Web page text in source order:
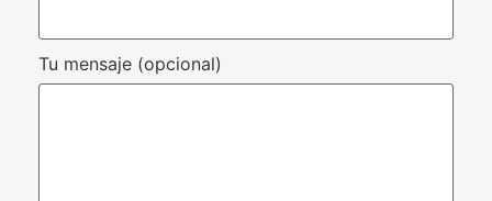
Tu mensaje (opcional)